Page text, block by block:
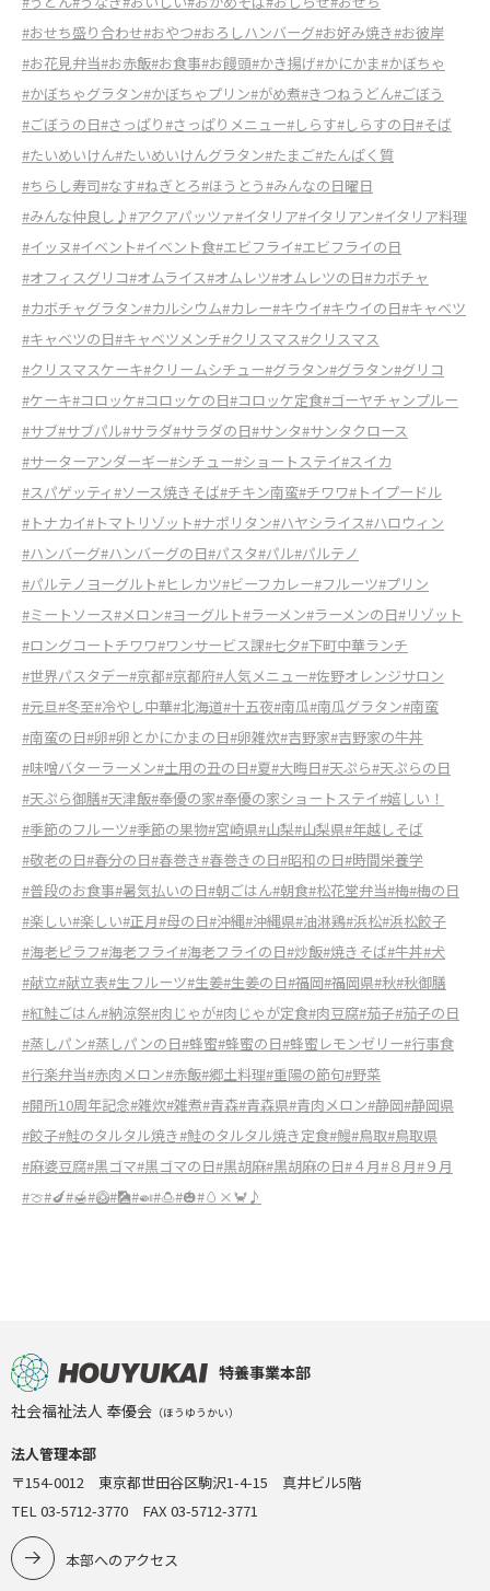
#おせち盛り合わせ#おやつ#おろしハンバーグ#お好み焼き#お彼岸
#お花見弁当#お赤飯#お食事#お饅頭#かき揚げ#かにかま#かぼちゃ
#かぼちゃグラタン#かぼちゃプリン#がめ煮#きつねうどん#ごぼう
#ごぼうの日#さっぱり#さっぱりメニュー#しらす#しらすの日#そば
#たいめいけん#たいめいけんグラタン#たまご#たんぱく質
#ちらし寿司#なす#ねぎとろ#ほうとう#みんなの日曜日
#みんな仲良し♪#アクアパッツァ#イタリア#イタリアン#イタリア料理
#イッヌ#イベント#イベント食#エビフライ#エビフライの日
#オフィスグリコ#オムライス#オムレツ#オムレツの日#カボチャ
#カボチャグラタン#カルシウム#カレー#キウイ#キウイの日#キャベツ
#キャベツの日#キャベツメンチ#クリスマス#クリスマス
#クリスマスケーキ#クリームシチュー#グラタン#グラタン#グリコ
#ケーキ#コロッケ#コロッケの日#コロッケ定食#ゴーヤチャンプルー
#サブ#サブパル#サラダ#サラダの日#サンタ#サンタクロース
#サーターアンダーギー#シチュー#ショートステイ#スイカ
#スパゲッティ#ソース焼きそば#チキン南蛮#チワワ#トイプードル
#トナカイ#トマトリゾット#ナポリタン#ハヤシライス#ハロウィン
#ハンバーグ#ハンバーグの日#パスタ#パル#パルテノ
#パルテノヨーグルト#ヒレカツ#ビーフカレー#フルーツ#プリン
#ミートソース#メロン#ヨーグルト#ラーメン#ラーメンの日#リゾット
#ロングコートチワワ#ワンサービス課#七夕#下町中華ランチ
#世界パスタデー#京都#京都府#人気メニュー#佐野オレンジサロン
#元旦#冬至#冷やし中華#北海道#十五夜#南瓜#南瓜グラタン#南蛮
#南蛮の日#卵#卵とかにかまの日#卵雑炊#吉野家#吉野家の牛丼
#味噌バターラーメン#土用の丑の日#夏#大晦日#天ぷら#天ぷらの日
#天ぷら御膳#天津飯#奉優の家#奉優の家ショートステイ#嬉しい！
#季節のフルーツ#季節の果物#宮崎県#山梨#山梨県#年越しそば
#敬老の日#春分の日#春巻き#春巻きの日#昭和の日#時間栄養学
#普段のお食事#暑気払いの日#朝ごはん#朝食#松花堂弁当#梅#梅の日
#楽しい#楽しい#正月#母の日#沖縄#沖縄県#油淋鶏#浜松#浜松餃子
#海老ピラフ#海老フライ#海老フライの日#炒飯#焼きそば#牛丼#犬
#献立#献立表#生フルーツ#生姜#生姜の日#福岡#福岡県#秋#秋御膳
#紅鮭ごはん#納涼祭#肉じゃが#肉じゃが定食#肉豆腐#茄子#茄子の日
#蒸しパン#蒸しパンの日#蜂蜜#蜂蜜の日#蜂蜜レモンゼリー#行事食
#行楽弁当#赤肉メロン#赤飯#郷土料理#重陽の節句#野菜
#開所10周年記念#雑炊#雑煮#青森#青森県#青肉メロン#静岡#静岡県
#餃子#鮭のタルタル焼き#鮭のタルタル焼き定食#鰻#鳥取#鳥取県
#麻婆豆腐#黒ゴマ#黒ゴマの日#黒胡麻#黒胡麻の日#４月#８月#９月
#🍈#🍆#🍯#🥝#🎑#🍛#🍮#🎃#🥚×🦀♪
特養事業本部
社会福祉法人 奉優会 （ほうゆうかい）
法人管理本部
〒154-0012 東京都世田谷区駒沢1-4-15 真井ビル5階
TEL 03-5712-3770 FAX 03-5712-3771
本部へのアクセス